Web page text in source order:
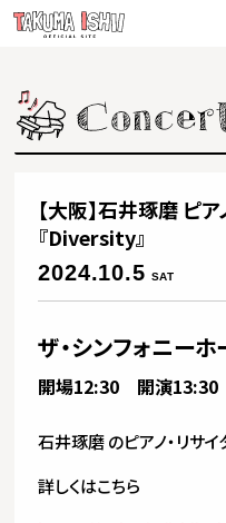
【大阪】石井琢磨 ピ
『Diversity』
2024.10.5 SAT
ザ・シンフォニーホ
開場12:30 開演13:30
石井琢磨 のピアノ・リサ
詳しくはこちら